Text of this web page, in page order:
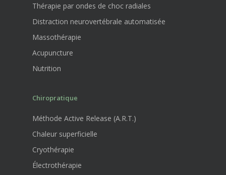
Thérapie par ondes de choc radiales
Distraction neurovertébrale automatisée
Massothérapie
Acupuncture
Nutrition
Chiropratique
Méthode Active Release (A.R.T.)
Chaleur superficielle
Cryothérapie
Électrothérapie